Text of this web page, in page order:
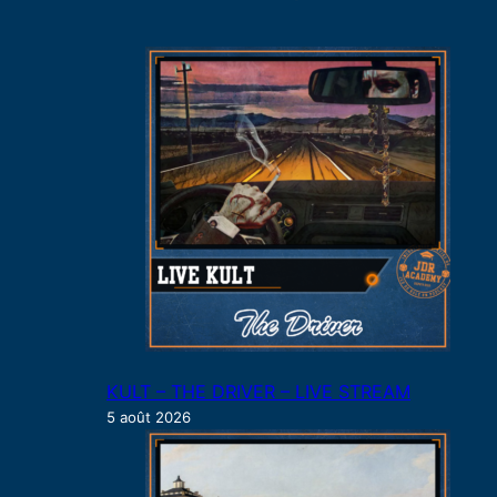
KULT – THE DRIVER – LIVE STREAM
5 août 2026